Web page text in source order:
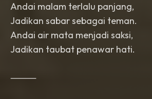
Andai malam terlalu panjang,
Jadikan sabar sebagai teman.
Andai air mata menjadi saksi,
Jadikan taubat penawar hati.
⸻